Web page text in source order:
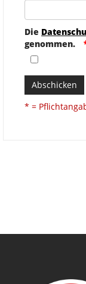
Die
genommen.
Abschicken
* =